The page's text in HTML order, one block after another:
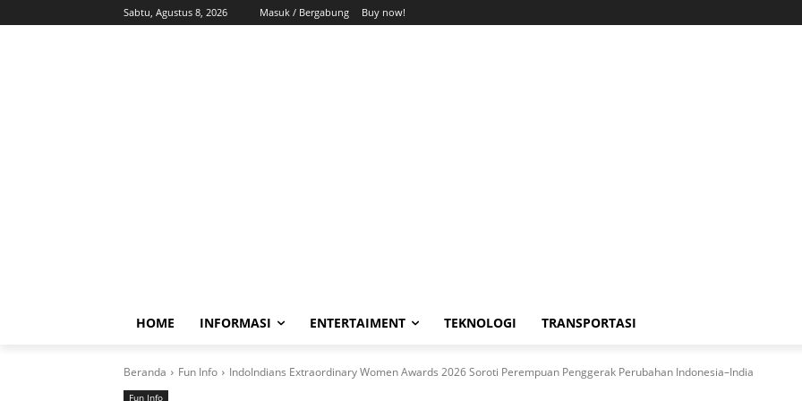
Sabtu, Agustus 8, 2026 Masuk / Bergabung Buy now!
HOME INFORMASI ENTERTAIMENT TEKNOLOGI TRANSPORTASI
Beranda Fun Info IndoIndians Extraordinary Women Awards 2026 Soroti Perempuan Penggerak Perubahan Indonesia–India
Fun Info